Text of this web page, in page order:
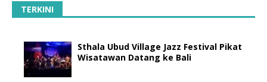
TERKINI
Sthala Ubud Village Jazz Festival Pikat
Wisatawan Datang ke Bali